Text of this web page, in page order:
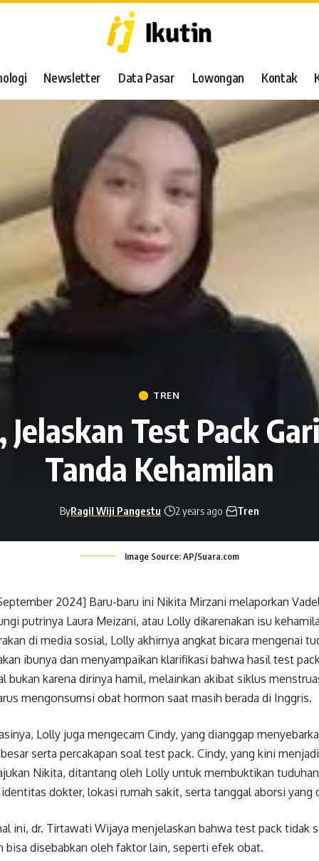
Newsletter Data Pasar Lowongan Kontak
TREN
Test Pack
Tanda Kehamilan
ByRagil Wiji Pangestu 2 years ago Tren
Image Source: AP/Suara.com
2024] Baru-baru ini Nikita Mirzani melaporkan
putrinya Laura Meizani, atau Lolly dikarenakan isu
di media sosial, Lolly akhirnya angkat bicara mengenai
ibunya dan menyampaikan klarifikasi bahwa hasil test
bukan karena dirinya hamil, melainkan akibat siklus
mengonsumsi obat hormon saat masih berada di Inggris.
Lolly juga mengecam Cindy, yang dianggap
serta percakapan soal test pack. Cindy, yang kini
Nikita, ditantang oleh Lolly untuk membuktikan
dokter, lokasi rumah sakit, serta tanggal aborsi yang
ini, dr. Tirtawati Wijaya menjelaskan bahwa test pack tidak
bisa disebabkan oleh faktor lain, seperti efek obat.